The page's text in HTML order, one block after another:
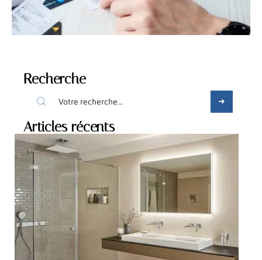
Recherche
Articles récents